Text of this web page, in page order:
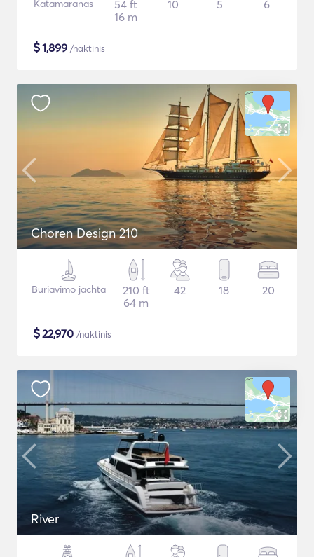
Katamaranas
54 ft
16 m
10 5 6
$1,899 /naktinis
Choren Design 210
Buriavimo jachta
210 ft
64 m
42 18 20
$22,970 /naktinis
River